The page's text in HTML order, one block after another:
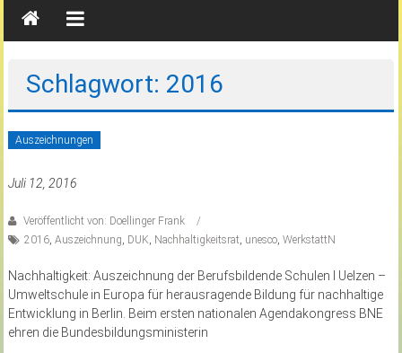
Schlagwort: 2016
Auszeichnungen
Juli 12, 2016
Veröffentlicht von: Doellinger Frank
2016, Auszeichnung, DUK, Nachhaltigkeitsrat, unesco, WerkstattN
Nachhaltigkeit: Auszeichnung der Berufsbildende Schulen I Uelzen –
Umweltschule in Europa für herausragende Bildung für nachhaltige
Entwicklung in Berlin. Beim ersten nationalen Agendakongress BNE
ehren die Bundesbildungsministerin